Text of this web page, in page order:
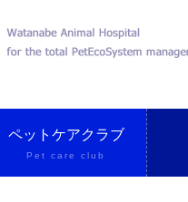
ペットケアクラブ
Pet care club